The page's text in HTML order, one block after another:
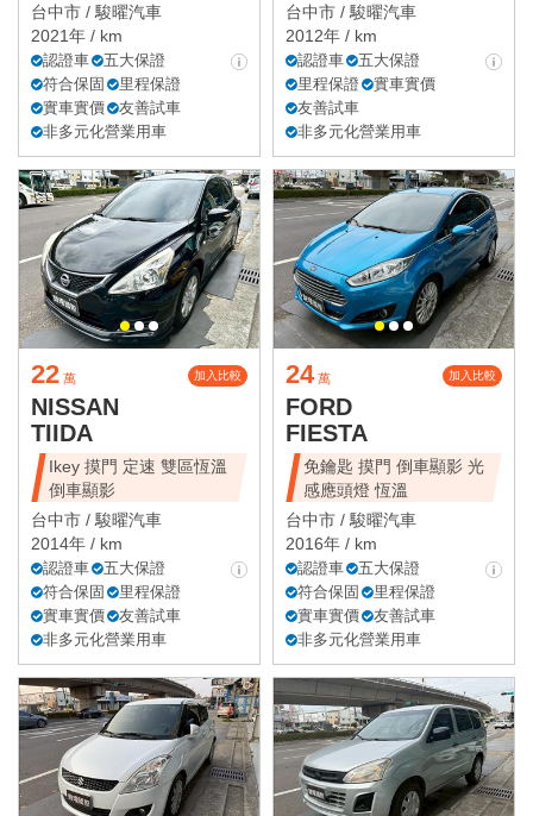
台中市 /駿曜汽車
2021年 / km
認證車
五大保證
符合保固
里程保證
實車實價
友善試車
非多元化營業用車
台中市 /駿曜汽車
2012年 / km
認證車
五大保證
里程保證
實車實價
友善試車
非多元化營業用車
22 萬 加入比較
NISSAN
TIIDA
Ikey 摸門 定速 雙區恆溫
倒車顯影
台中市 /駿曜汽車
2014年 / km
認證車
五大保證
符合保固
里程保證
實車實價
友善試車
非多元化營業用車
24 萬 加入比較
FORD
FIESTA
免鑰匙 摸門 倒車顯影 光
感應頭燈 恆溫
台中市 /駿曜汽車
2016年 / km
認證車
五大保證
符合保固
里程保證
實車實價
友善試車
非多元化營業用車